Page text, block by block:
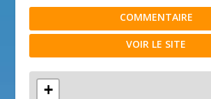
COMMENTAIRE
VOIR LE SITE
+